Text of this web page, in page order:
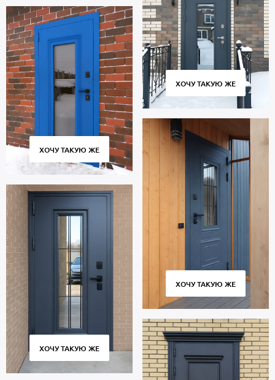
ХОЧУ ТАКУЮ ЖЕ
ХОЧУ ТАКУЮ ЖЕ
ХОЧУ ТАКУЮ ЖЕ
ХОЧУ ТАКУЮ ЖЕ